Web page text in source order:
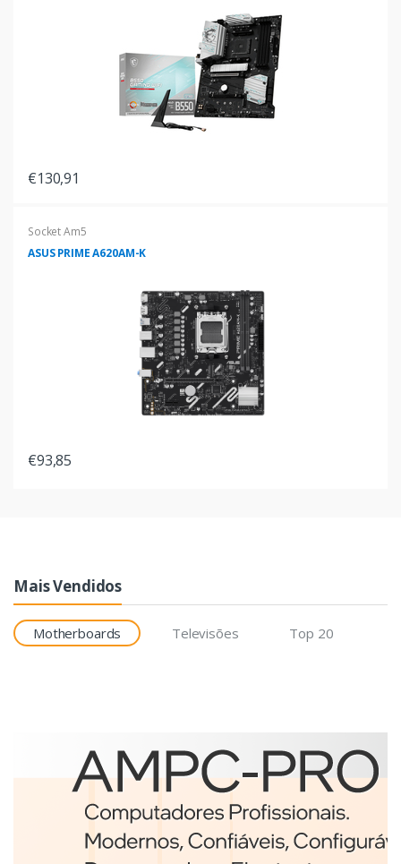
€130,91
Socket Am5
ASUS PRIME A620AM-K
€93,85
Mais Vendidos
Motherboards Televisões Top 20
Etiquetas
Brother BCS-1J074102-121
etiqueta para impressão
Branco
€98,75